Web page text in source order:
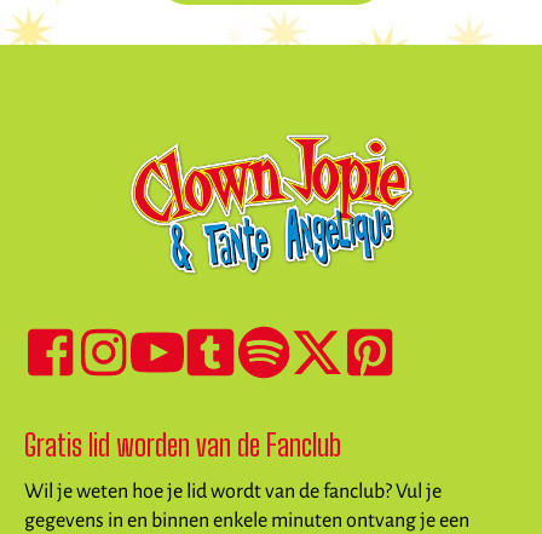
Gratis lid worden van de Fanclub
Wil je weten hoe je lid wordt van de fanclub? Vul je
gegevens in en binnen enkele minuten ontvang je een